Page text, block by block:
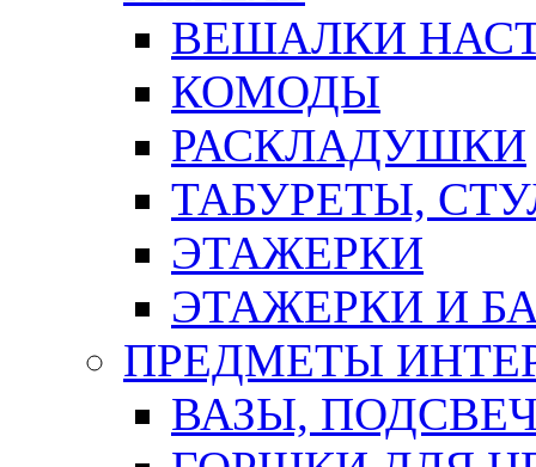
ВЕШАЛКИ
КОМОДЫ
РАСКЛАДУШКИ
ТАБУРЕТЫ,
ЭТАЖЕРКИ
ЭТАЖЕРКИ И
ПРЕДМЕТЫ
ВАЗЫ,